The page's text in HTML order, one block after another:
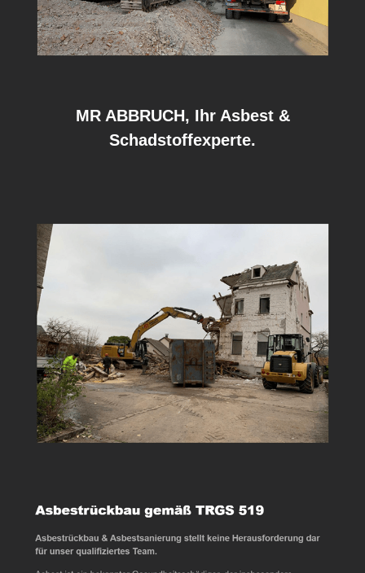
MR ABBRUCH, Ihr Asbest &
Schadstoffexperte.